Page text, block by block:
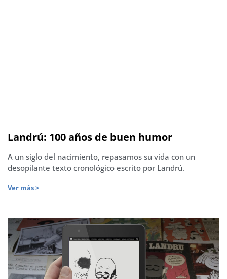
Landrú: 100 años de buen humor
A un siglo del nacimiento, repasamos su vida con un
desopilante texto cronológico escrito por Landrú.
Ver más >